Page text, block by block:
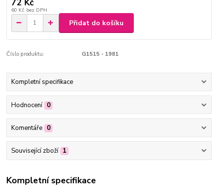
72 Kč
60 Kč bez DPH
Přidat do košíku
Číslo produktu: G1515 - 1981
Kompletní specifikace
Hodnocení 0
Komentáře 0
Související zboží 1
Kompletní specifikace